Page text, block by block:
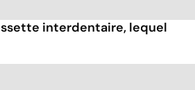
interdentaire, lequel